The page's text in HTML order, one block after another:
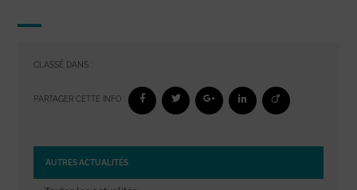
CLASSÉ DANS :
PARTAGER CETTE INFO :
AUTRES ACTUALITÉS